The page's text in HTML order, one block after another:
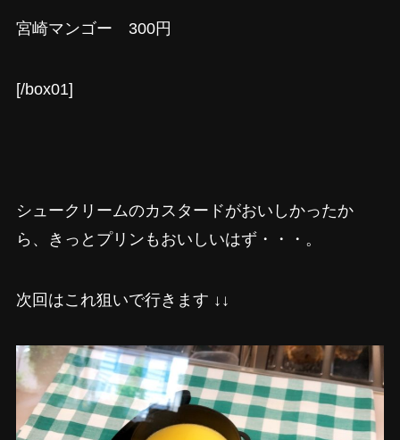
宮崎マンゴー 300円
[/box01]
シュークリームのカスタードがおいしかったか
ら、きっとプリンもおいしいはず・・・。
次回はこれ狙いで行きます ↓↓